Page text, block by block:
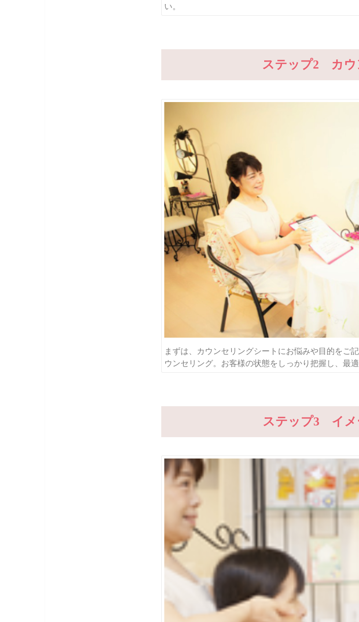
い。
ステップ2 カウ
まずは、カウンセリングシートにお悩みや目的をご
ウンセリング。お客様の状態をしっかり把握し、最
ステップ3 イメ